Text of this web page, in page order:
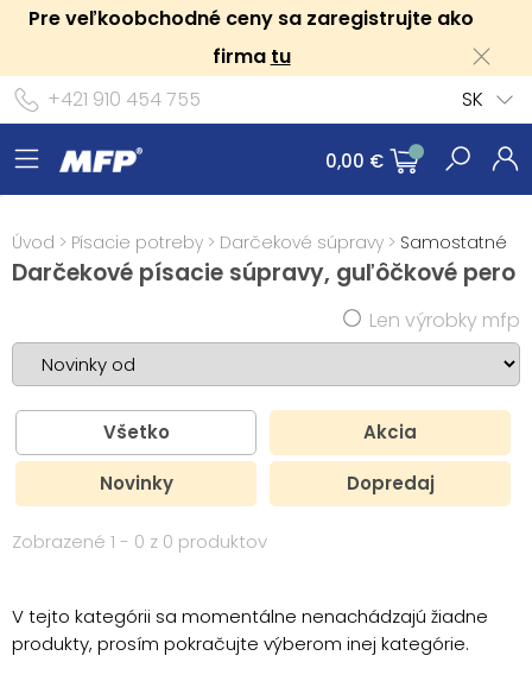
Pre veľkoobchodné ceny sa zaregistrujte ako
firma tu
+421 910 454 755
SK
0,00 €
Úvod > Písacie potreby > Darčekové súpravy > Samostatné
Darčekové písacie súpravy, guľôčkové pero
Len výrobky mfp
Všetko Akcia
Novinky Dopredaj
Zobrazené 1 - 0 z 0 produktov
V tejto kategórii sa momentálne nenachádzajú žiadne
produkty, prosím pokračujte výberom inej kategórie.